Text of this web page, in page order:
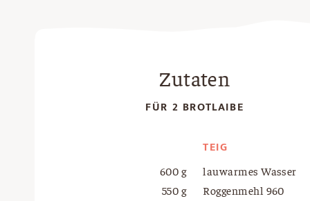
Zutaten
FÜR 2 BROTLAIBE
TEIG
600 g
lauwarmes Wasser
550 g
Roggenmehl 960